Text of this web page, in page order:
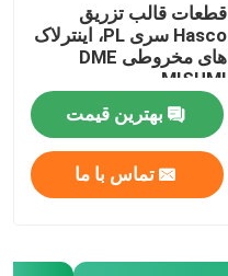
قطعات قالب تزریق
Hasco سری PL، اینترلاک
های مخروطی DME
MISUMI
بهترین قیمت
تماس با ما